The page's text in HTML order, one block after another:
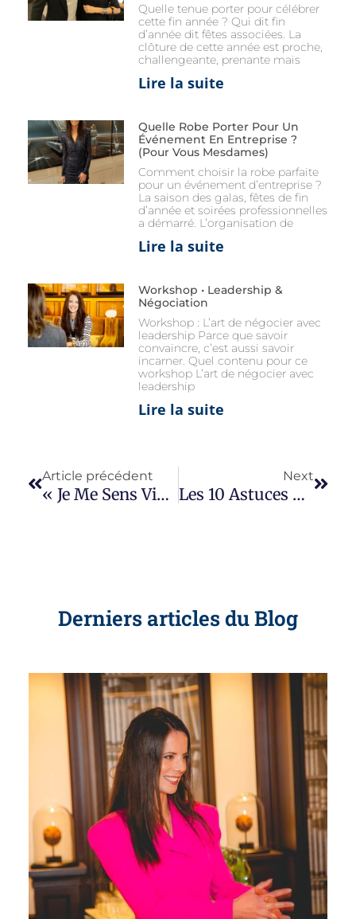
Quelle tenue porter pour célébrer
cette fin année ? Qui dit fin
d’année dit fêtes associées. La
clôture de cette année est proche,
challengeante, prenante mais
Lire la suite
Quelle Robe Porter Pour Un
Événement En Entreprise ?
(Pour Vous Mesdames)
Comment choisir la robe parfaite
pour un événement d’entreprise ?
La saison des galas, fêtes de fin
d’année et soirées professionnelles
a démarré. L’organisation de
Lire la suite
Workshop • Leadership &
Négociation
Workshop : L’art de négocier avec
leadership Parce que savoir
convaincre, c’est aussi savoir
incarner. Quel contenu pour ce
workshop L’art de négocier avec
leadership
Lire la suite
Article précédent
« Je Me Sens Vivante ! »
Next
Les 10 Astuces De La Prise De Parole En Public D’un Leader Authentique
Derniers articles du Blog